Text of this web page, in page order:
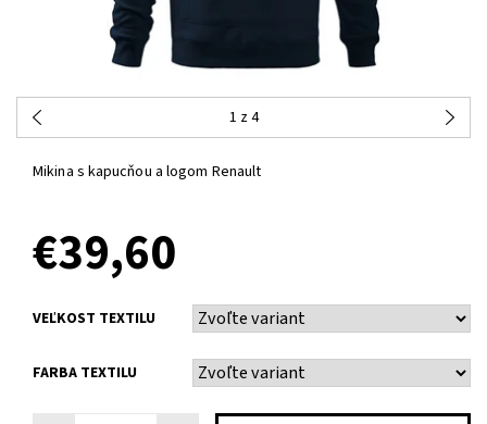
1 z 4
Mikina s kapucňou a logom Renault
€39,60
VEĽKOST TEXTILU
FARBA TEXTILU